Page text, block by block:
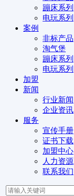
蹦床系列
电玩系列
案例
非标产品
淘气堡
蹦床系列
电玩系列
加盟
新闻
行业新闻
企业资讯
服务
宣传手册
证书下载
加盟中心
人力资源
联系我们